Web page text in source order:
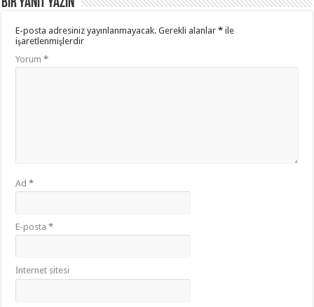
E-posta adresiniz yayınlanmayacak. Gerekli alanlar* ile
işaretlenmişlerdir
Yorum*
Ad*
E-posta*
İnternet sitesi